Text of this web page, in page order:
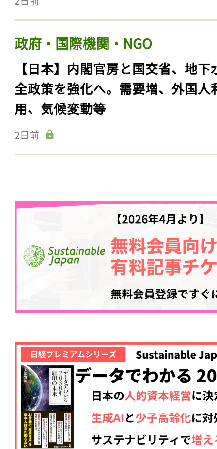
政府・国際機関・NGO
【日本】内閣官房と国交省、地下
全政策を強化へ。需要増、外国人
用、気候変動等
2日前